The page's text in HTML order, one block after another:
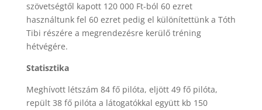
szövetségtől kapott 120 000 Ft-ból 60 ezret
használtunk fel 60 ezret pedig el különítettünk a Tóth
Tibi részére a megrendezésre kerülő tréning
hétvégére.
Statisztika
Meghívott létszám 84 fő pilóta, eljött 49 fő pilóta,
repült 38 fő pilóta a látogatókkal együtt kb 150